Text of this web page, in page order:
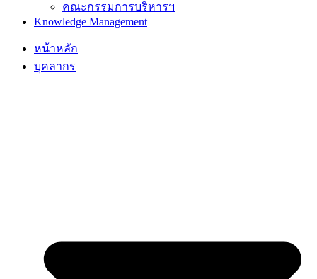
คณะกรรมการบริหารฯ
Knowledge Management
หน้าหลัก
บุคลากร